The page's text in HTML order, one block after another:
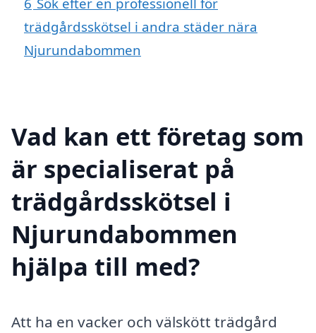
trädgårdsskötsel i andra städer nära
Njurundabommen
Vad kan ett företag som
är specialiserat på
trädgårdsskötsel i
Njurundabommen
hjälpa till med?
Att ha en vacker och välskött trädgård